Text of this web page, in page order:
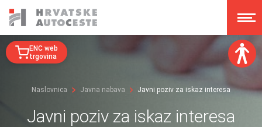
Veličina fonta:
ENC web
trgovina
Naslovnica Javna nabava Javni poziv za iskaz interesa
Javni poziv za iskaz interesa